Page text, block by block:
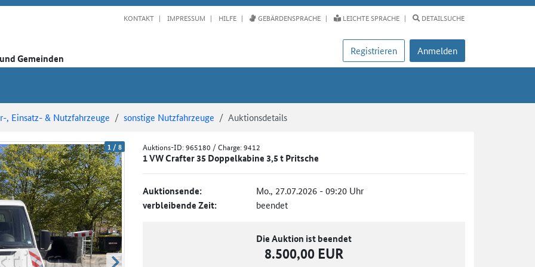
KONTAKT IMPRESSUM HILFE GEBÄRDENSPRACHE LEICHTE SPRACHE DETAILSUCHE
Gemeinden
Registrieren Anmelden
, Einsatz- & Nutzfahrzeuge sonstige Nutzfahrzeuge Auktionsdetails
1 /8 Auktions-ID:965180 / Charge: 9412
1 VW Crafter 35 Doppelkabine 3,5 t Pritsche
Auktionsende: Mo., 27.07.2026 - 09:20 Uhr
verbleibende Zeit: beendet
Die Auktion ist beendet
8.500,00 EUR